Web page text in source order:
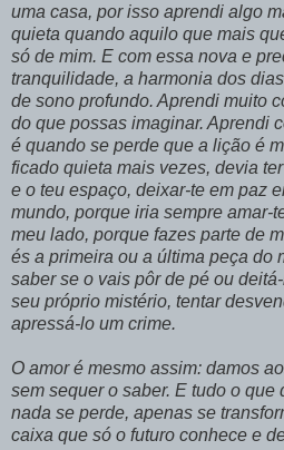
uma casa, por isso aprendi algo
quieta quando aquilo que mais
só de mim. E com essa nova e
tranquilidade, a harmonia dos
de sono profundo. Aprendi muito
do que possas imaginar. Aprendi
é quando se perde que a lição é
ficado quieta mais vezes, devia
e o teu espaço, deixar-te em paz
mundo, porque iria sempre amar-
meu lado, porque fazes parte de
és a primeira ou a última peça do
saber se o vais pôr de pé ou
seu próprio mistério, tentar
apressá-lo um crime.
O amor é mesmo assim: damos
sem sequer o saber. E tudo o que
nada se perde, apenas se
caixa que só o futuro conhece e